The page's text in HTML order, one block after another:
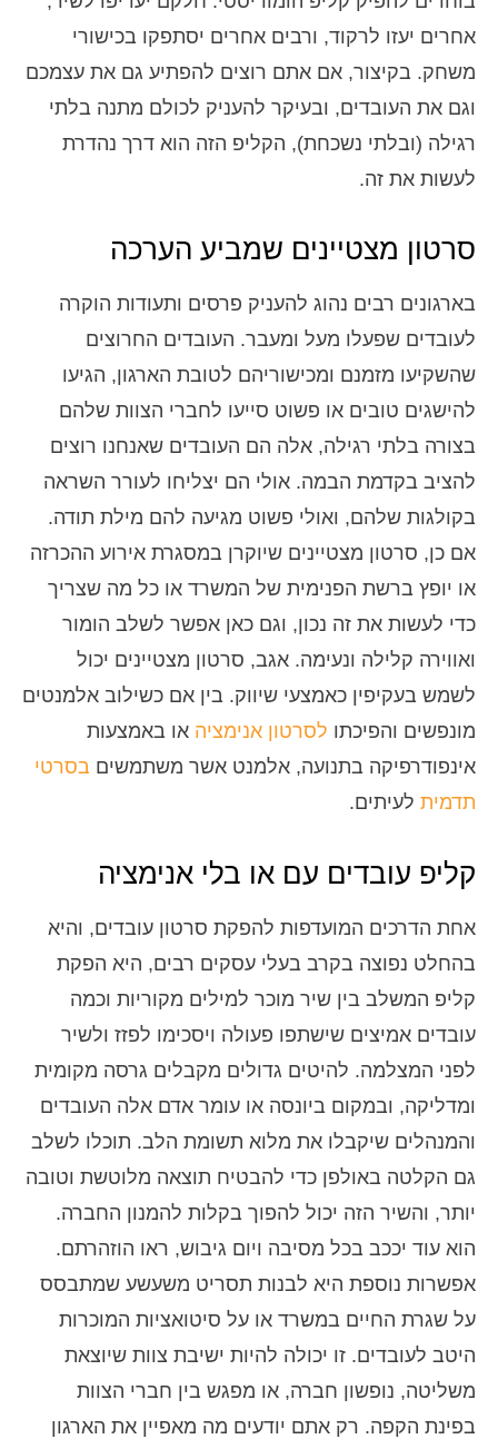
אחרים יעזו לרקוד, ורבים אחרים יסתפקו בכישורי
משחק. בקיצור, אם אתם רוצים להפתיע גם את עצמכם
וגם את העובדים, ובעיקר להעניק לכולם מתנה בלתי
רגילה (ובלתי נשכחת), הקליפ הזה הוא דרך נהדרת
לעשות את זה.
סרטון מצטיינים שמביע הערכה
בארגונים רבים נהוג להעניק פרסים ותעודות הוקרה
לעובדים שפעלו מעל ומעבר. העובדים החרוצים
שהשקיעו מזמנם ומכישוריהם לטובת הארגון, הגיעו
להישגים טובים או פשוט סייעו לחברי הצוות שלהם
בצורה בלתי רגילה, אלה הם העובדים שאנחנו רוצים
להציב בקדמת הבמה. אולי הם יצליחו לעורר השראה
בקולגות שלהם, ואולי פשוט מגיעה להם מילת תודה.
אם כן, סרטון מצטיינים שיוקרן במסגרת אירוע ההכרזה
או יופץ ברשת הפנימית של המשרד או כל מה שצריך
כדי לעשות את זה נכון, וגם כאן אפשר לשלב הומור
ואווירה קלילה ונעימה. אגב, סרטון מצטיינים יכול
לשמש בעקיפין כאמצעי שיווק. בין אם כשילוב אלמנטים
מונפשים והפיכתו לסרטון אנימציה או באמצעות
אינפודרפיקה בתנועה, אלמנט אשר משתמשים בסרטי
תדמית לעיתים.
קליפ עובדים עם או בלי אנימציה
אחת הדרכים המועדפות להפקת סרטון עובדים, והיא
בהחלט נפוצה בקרב בעלי עסקים רבים, היא הפקת
קליפ המשלב בין שיר מוכר למילים מקוריות וכמה
עובדים אמיצים שישתפו פעולה ויסכימו לפזז ולשיר
לפני המצלמה. להיטים גדולים מקבלים גרסה מקומית
ומדליקה, ובמקום ביונסה או עומר אדם אלה העובדים
והמנהלים שיקבלו את מלוא תשומת הלב. תוכלו לשלב
גם הקלטה באולפן כדי להבטיח תוצאה מלוטשת וטובה
יותר, והשיר הזה יכול להפוך בקלות להמנון החברה.
הוא עוד יככב בכל מסיבה ויום גיבוש, ראו הוזהרתם.
אפשרות נוספת היא לבנות תסריט משעשע שמתבסס
על שגרת החיים במשרד או על סיטואציות המוכרות
היטב לעובדים. זו יכולה להיות ישיבת צוות שיוצאת
משליטה, נופשון חברה, או מפגש בין חברי הצוות
בפינת הקפה. רק אתם יודעים מה מאפיין את הארגון